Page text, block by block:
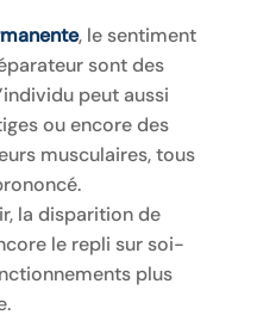
, le sentiment
sont des
peut aussi
ou encore des
musculaires, tous
la disparition de
le repli sur soi-
plus